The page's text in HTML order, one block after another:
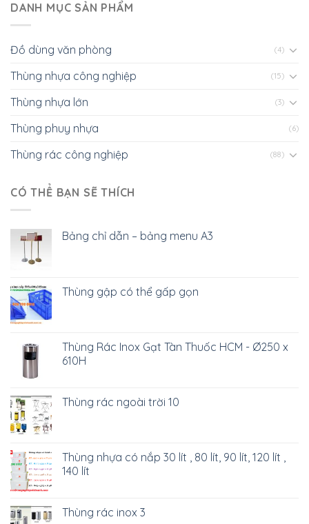
DANH MỤC SẢN PHẨM
Đồ dùng văn phòng (4)
Thùng nhựa công nghiệp (15)
Thùng nhựa lớn (3)
Thùng phuy nhựa (6)
Thùng rác công nghiệp (88)
CÓ THỂ BẠN SẼ THÍCH
Bảng chỉ dẫn – bảng menu A3
Thùng gập có thể gấp gọn
Thùng Rác Inox Gạt Tàn Thuốc HCM - Ø250 x
610H
Thùng rác ngoài trời 10
Thùng nhựa có nắp 30 lít , 80 lít, 90 lít, 120 lít ,
140 lít
Thùng rác inox 3